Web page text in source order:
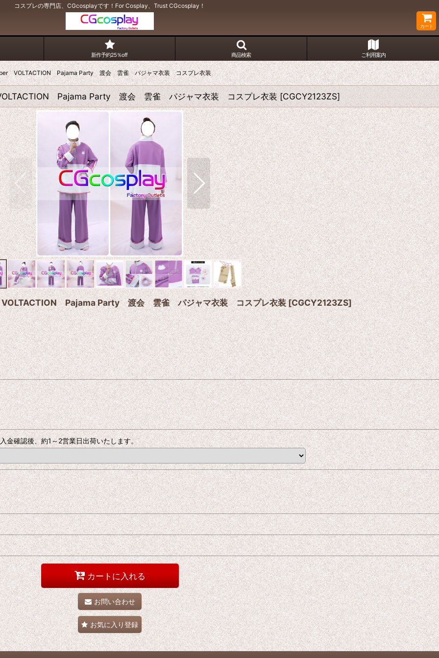
コスプレの専門店、CGcosplayです！For Cosplay、Trust CGcosplay！
カート
新作予約25％off 商品検索 ご利用案内
VOLTACTION Pajama Party 渡会 雲雀 パジャマ衣装 コスプレ衣装
Pajama Party 渡会 雲雀 パジャマ衣装 コスプレ衣装 [CGCY2123ZS]
Pajama Party 渡会 雲雀 パジャマ衣装 コスプレ衣装[CGCY2123ZS]
金確認後、約1～2営業日出荷いたします。
カートに入れる
お問い合わせ
お気に入り登録